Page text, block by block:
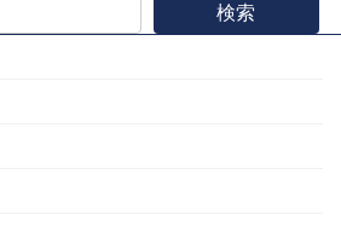
検索